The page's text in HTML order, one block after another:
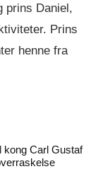
prins Daniel,
Prins
henne fra
kong Carl Gustaf